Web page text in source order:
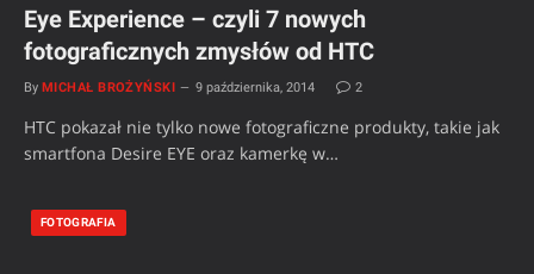
Eye Experience – czyli 7 nowych
fotograficznych zmysłów od HTC
By MICHAŁ BROŻYŃSKI 9 października, 2014 2
HTC pokazał nie tylko nowe fotograficzne produkty, takie jak
smartfona Desire EYE oraz kamerkę w…
FOTOGRAFIA